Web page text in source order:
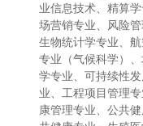
业信息技术、精算
场营销专业、风险
生物统计学专业、
专业（气候科学）
学专业、可持续性
业、工程项目管理
康管理专业、公共